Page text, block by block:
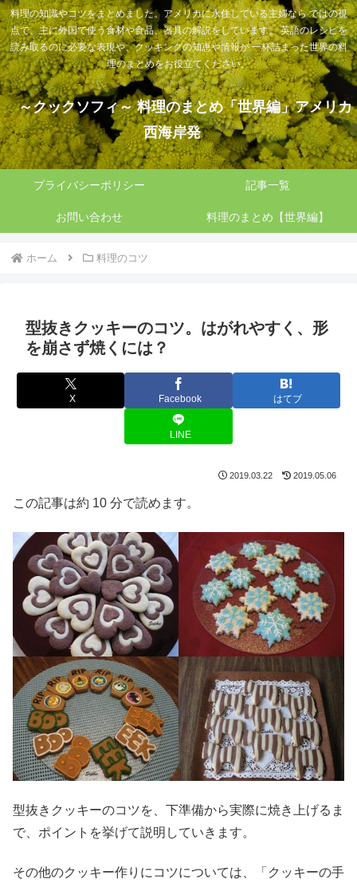
料理の知識やコツをまとめました。アメリカに永住している主婦なら ではの視
点で、主に外国で使う食材や食品、器具の解説をしています。 英語のレシピを
読み取るのに必要な表現や、クッキングの知恵や情報が 一杯詰まった世界の料
理のまとめをお役立てください。
～クックソフィ～ 料理のまとめ「世界編」アメリカ
西海岸発
プライバシーポリシー 記事一覧
お問い合わせ 料理のまとめ【世界編】
ホーム 料理のコツ
型抜きクッキーのコツ。はがれやすく、形
を崩さず焼くには？
X Facebook はてブ
LINE
2019.03.22 2019.05.06
この記事は約 10 分で読めます。
型抜きクッキーのコツを、下準備から実際に焼き上げるま
で、ポイントを挙げて説明していきます。
その他のクッキー作りにコツについては、「クッキーの手